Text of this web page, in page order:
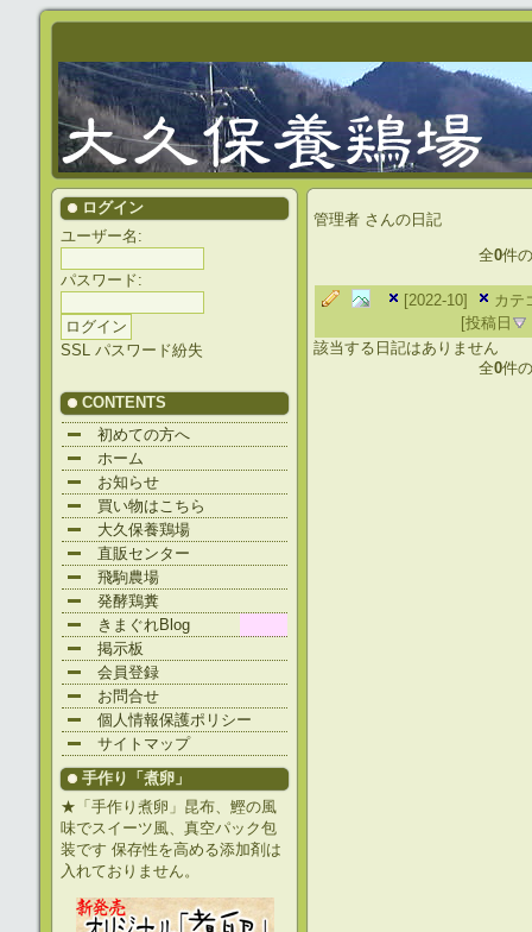
ログイン
ユーザー名:
パスワード:
SSL パスワード紛失
CONTENTS
初めての方へ
ホーム
お知らせ
買い物はこちら
大久保養鶏場
直販センター
飛駒農場
発酵鶏糞
きまぐれBlog
掲示板
会員登録
お問合せ
個人情報保護ポリシー
サイトマップ
手作り「煮卵」
★「手作り煮卵」昆布、鰹の風
味でスイーツ風、真空パック包
装です 保存性を高める添加剤は
入れておりません。
管理者 さんの日記
全0件
[2022-10]
カテ
[投稿日
該当する日記はありません
全0件